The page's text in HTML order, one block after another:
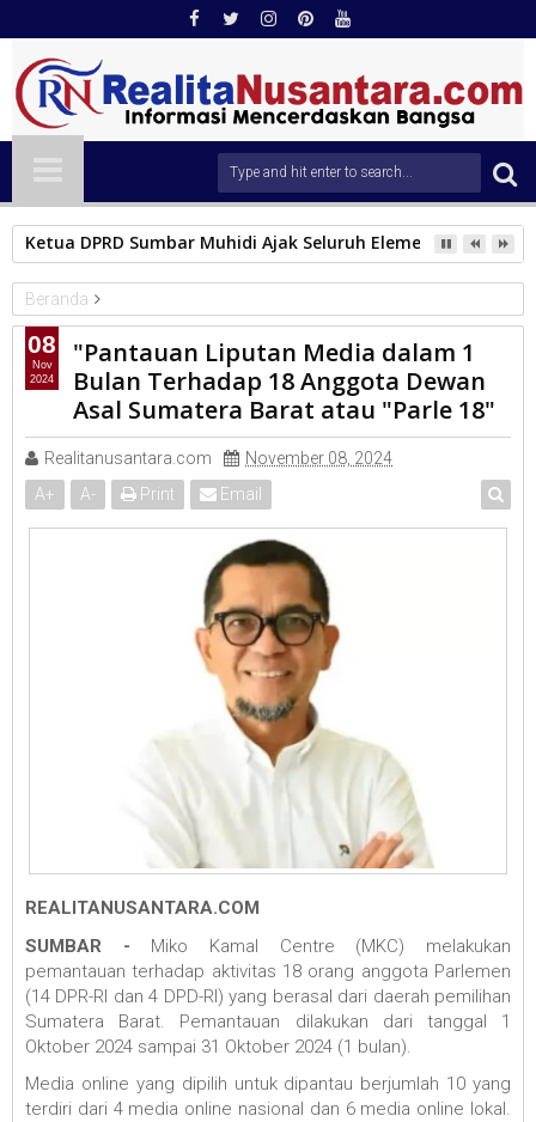
Ketua DPRD Sumbar Muhidi Ajak Seluruh Elemen
Beranda
POLITISI
"Pantauan Liputan Media dalam 1 Bulan Terhadap 18 Anggota
Dewan Asal Sumatera Barat atau "Parle 18"
"Pantauan Liputan Media dalam 1
Bulan Terhadap 18 Anggota Dewan
Asal Sumatera Barat atau "Parle 18"
Realitanusantara.com
November 08, 2024
A+ A- Print Email
REALITANUSANTARA.COM
SUMBAR - Miko Kamal Centre (MKC) melakukan
pemantauan terhadap aktivitas 18 orang anggota Parlemen
(14 DPR-RI dan 4 DPD-RI) yang berasal dari daerah pemilihan
Sumatera Barat. Pemantauan dilakukan dari tanggal 1
Oktober 2024 sampai 31 Oktober 2024 (1 bulan).
Media online yang dipilih untuk dipantau berjumlah 10 yang
terdiri dari 4 media online nasional dan 6 media online lokal.
08
Nov
2024